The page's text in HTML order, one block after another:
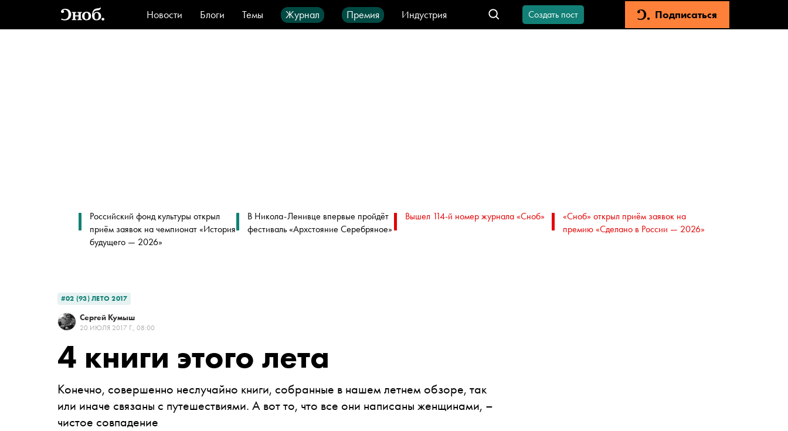
Новости Блоги Темы Журнал Премия
Индустрия
Стиль
Видео Город IT-продукты
Создать пост Подписаться
Российский фонд культуры открыл
приём заявок на чемпионат «История
будущего — 2026»
В Никола-Ленивце впервые пройдёт
фестиваль «Архстояние Серебряное»
Вышел 114-й номер журнала «Сноб»
«Сноб» открыл приём заявок на
премию «Сделано в России — 2026»
#02 (93) ЛЕТО 2017
Сергей Кумыш
20 ИЮЛЯ 2017 Г., 08:00
4 книги этого лета
Конечно, совершенно неслучайно книги, собранные в нашем летнем обзоре, так
или иначе связаны с путешествиями. А вот то, что все они написаны женщинами, –
чистое совпадение